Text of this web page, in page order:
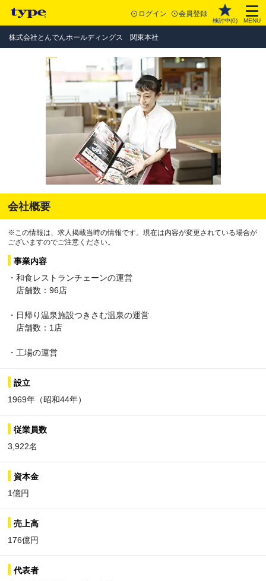
ログイン 会員登録
検討中(0) MENU
株式会社とんでんホールディングス 関東本社
会社概要
※この情報は、求人掲載当時の情報です。現在は内容が変更されている場合が
ございますのでご注意ください。
事業内容
・和食レストランチェーンの運営
店舗数：96店
・日帰り温泉施設つきさむ温泉の運営
店舗数：1店
・工場の運営
設立
1969年（昭和44年）
従業員数
3,922名
資本金
1億円
売上高
176億円
代表者